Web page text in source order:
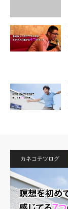
カネコテツログ